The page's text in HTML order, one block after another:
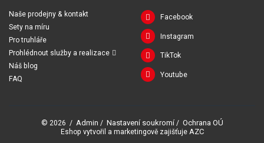
Naše prodejny & kontakt
Sety na míru
Pro truhláře
Prohlédnout služby a realizace
Náš blog
FAQ
Facebook
Instagram
TikTok
Youtube
© 2026 / Admin / Nastavení soukromí/ Ochrana OÚ
Eshop vytvořil a marketingově zajišťuje AZC